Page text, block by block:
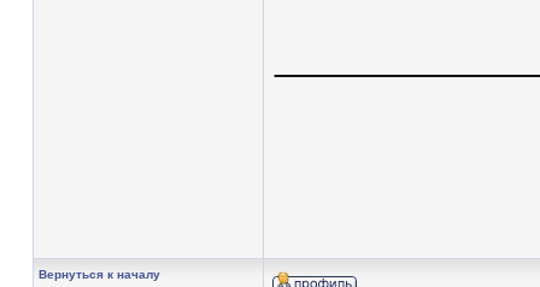
Вернуться к началу